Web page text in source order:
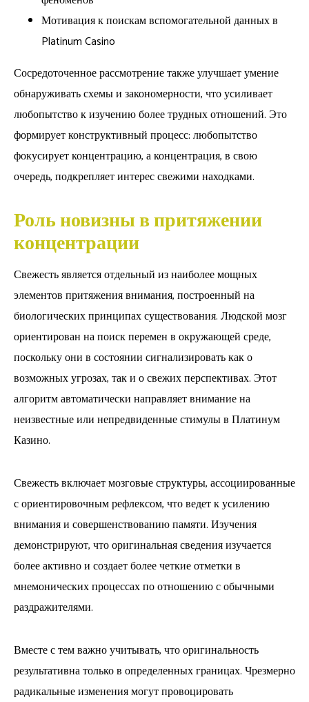
Мотивация к поискам вспомогательной данных в
Platinum Casino
Сосредоточенное рассмотрение также улучшает умение
обнаруживать схемы и закономерности, что усиливает
любопытство к изучению более трудных отношений. Это
формирует конструктивный процесс: любопытство
фокусирует концентрацию, а концентрация, в свою
очередь, подкрепляет интерес свежими находками.
Роль новизны в притяжении
концентрации
Свежесть является отдельный из наиболее мощных
элементов притяжения внимания, построенный на
биологических принципах существования. Людской мозг
ориентирован на поиск перемен в окружающей среде,
поскольку они в состоянии сигнализировать как о
возможных угрозах, так и о свежих перспективах. Этот
алгоритм автоматически направляет внимание на
неизвестные или непредвиденные стимулы в Платинум
Казино.
Свежесть включает мозговые структуры, ассоциированные
с ориентировочным рефлексом, что ведет к усилению
внимания и совершенствованию памяти. Изучения
демонстрируют, что оригинальная сведения изучается
более активно и создает более четкие отметки в
мнемонических процессах по отношению с обычными
раздражителями.
Вместе с тем важно учитывать, что оригинальность
результативна только в определенных границах. Чрезмерно
радикальные изменения могут провоцировать